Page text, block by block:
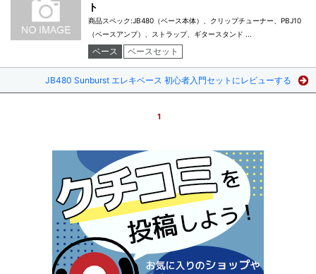
ト
商品スペック:JB480（ベース本体）、クリップチューナー、PBJ10
（ベースアンプ）、ストラップ、ギタースタンド ...
ベース ベースセット
JB480 Sunburst エレキベース 初心者入門セットにレビューする
1